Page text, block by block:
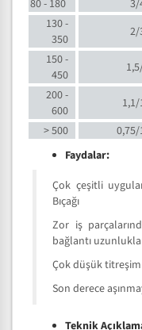
80 - 180
3/
130 -
350
2/
150 -
450
200 -
600
1,1/
> 500
0,75/
Faydalar:
Çok çeşitli
Bıçağı
Zor iş
bağlantı
Çok düşük titreşim
Son derece
Teknik